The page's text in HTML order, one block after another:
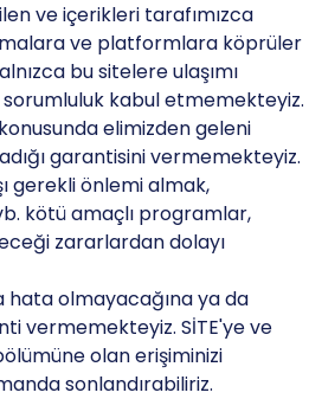
ve içerikleri tarafımızca
ve platformlara köprüler
bu sitelere ulaşımı
kabul etmemekteyiz.
elimizden geleni
garantisini vermemekteyiz.
gerekli önlemi almak,
kötü amaçlı programlar,
zararlardan dolayı
hata olmayacağına ya da
vermemekteyiz. SİTE'ye ve
olan erişiminizi
sonlandırabiliriz.